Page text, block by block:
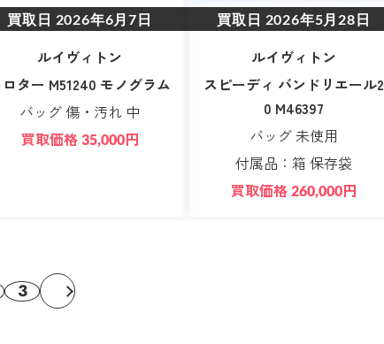
買取日 2026年6月7日
ルイヴィトン
ロター M51240 モノグラム
バッグ 傷・汚れ 中
買取価格 35,000円
買取日 2026年5月28日
ルイヴィトン
スピーディ バンドリエール2
0 M46397
バッグ 未使用
付属品：箱 保存袋
買取価格 260,000円
3